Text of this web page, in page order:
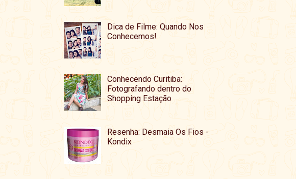
Dica de Filme: Quando Nos
Conhecemos!
Conhecendo Curitiba:
Fotografando dentro do
Shopping Estação
Resenha: Desmaia Os Fios -
Kondix